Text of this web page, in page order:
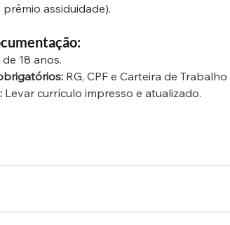
prêmio assiduidade).
18 anos.
RG, CPF e Carteira de
Levar currículo impresso e atualizado.